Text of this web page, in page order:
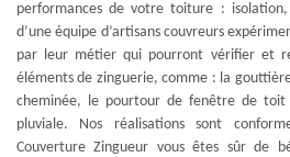
performances de votre toiture : isolation,
d’une équipe d’artisans couvreurs
par leur métier qui pourront vérifier et
éléments de zinguerie, comme : la
cheminée, le pourtour de fenêtre de toit
pluviale. Nos réalisations sont
Couverture Zingueur vous êtes sûr de